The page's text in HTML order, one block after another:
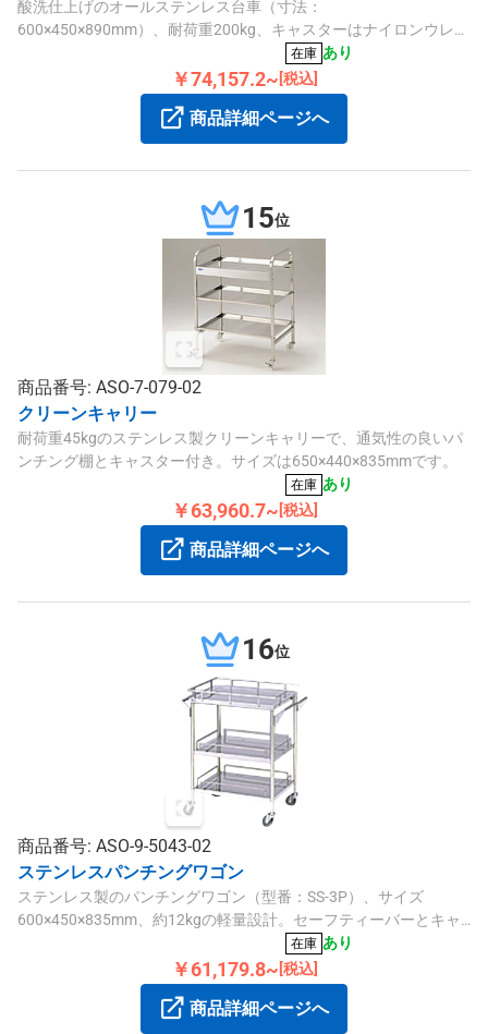
酸洗仕上げのオールステンレス台車（寸法：
600×450×890mm）、耐荷重200kg、キャスターはナイロンウレタ
ン、前輪自在・後輪固定、荷台高さ130mm、ハンドル取付式でク
リーンルーム環境に適しています。
在庫 あり
￥74,157.2~ [税込]
商品詳細ページへ
15位
商品番号: ASO-7-079-02
クリーンキャリー
耐荷重45kgのステンレス製クリーンキャリーで、通気性の良いパ
ンチング棚とキャスター付き。サイズは650×440×835mmです。
在庫 あり
￥63,960.7~ [税込]
商品詳細ページへ
16位
商品番号: ASO-9-5043-02
ステンレスパンチングワゴン
ステンレス製のパンチングワゴン（型番：SS-3P）、サイズ
600×450×835mm、約12kgの軽量設計。セーフティーバーとキャ
スター付きで、安全かつ衛生的なクリーンルーム環境に適してい
在庫 あり
￥61,179.8~ [税込]
商品詳細ページへ